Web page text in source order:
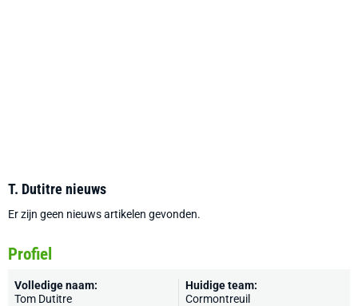
T. Dutitre nieuws
Er zijn geen nieuws artikelen gevonden.
Profiel
Volledige naam:
Tom Dutitre
Huidige team:
Cormontreuil